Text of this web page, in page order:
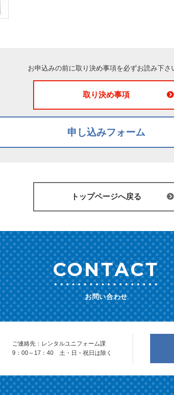
お申込みの前に取り決め事項を必ずお読み下さ
取り決め事項
申し込みフォーム
トップページへ戻る
CONTACT
お問い合わせ
ご連絡先：レンタルユニフォーム課
9：00～17：40 土・日・祝日は除く